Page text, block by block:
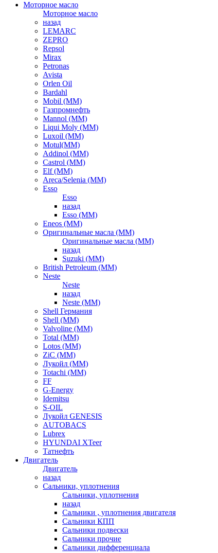
Моторное масло
Моторное масло
назад
LEMARC
ZEPRO
Repsol
Mirax
Petronas
Avista
Orlen Oil
Bardahl
Mobil (ММ)
Газпромнефть
Mannol (ММ)
Liqui Moly (ММ)
Luxoil (ММ)
Motul(ММ)
Addinol (ММ)
Castrol (ММ)
Elf (ММ)
Areca/Selenia (ММ)
Esso
Esso
назад
Esso (ММ)
Eneos (ММ)
Оригинальные масла (ММ)
Оригинальные масла (ММ)
назад
Suzuki (ММ)
British Petroleum (ММ)
Neste
Neste
назад
Neste (ММ)
Shell Германия
Shell (ММ)
Valvoline (ММ)
Total (ММ)
Lotos (ММ)
ZiC (ММ)
Лукойл (ММ)
Totachi (MM)
FF
G-Energy
Idemitsu
S-OIL
Лукойл GENESIS
AUTOBACS
Lubrex
HYUNDAI XTeer
Татнефть
Двигатель
Двигатель
назад
Сальники, уплотнения
Сальники, уплотнения
назад
Сальники , уплотнения двигателя
Сальники КПП
Сальники подвески
Сальники прочие
Сальники дифференциала